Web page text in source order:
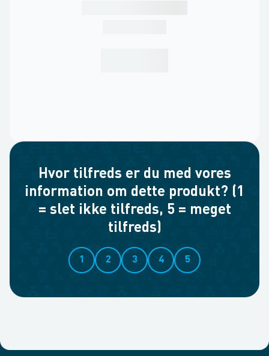
Hvor tilfreds er du med vores
information om dette produkt? (1
= slet ikke tilfreds, 5 = meget
tilfreds)
1 2 3 4 5